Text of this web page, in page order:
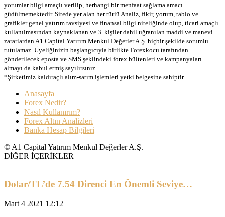
yorumlar bilgi amaçlı verilip, herhangi bir menfaat sağlama amacı
güdülmemektedir. Sitede yer alan her türlü Analiz, fikir, yorum, tablo ve
grafikler genel yatırım tavsiyesi ve finansal bilgi niteliğinde olup, ticari amaçlı
kullanılmasından kaynaklanan ve 3. kişiler dahil uğranılan maddi ve manevi
zararlardan A1 Capital Yatırım Menkul Değerler A.Ş. hiçbir şekilde sorumlu
tutulamaz. Üyeliğinizin başlangıcıyla birlikte Forexkocu tarafından
gönderilecek eposta ve SMS şeklindeki forex bültenleri ve kampanyaları
almayı da kabul etmiş sayılırsınız.
*Şirketimiz kaldıraçlı alım-satım işlemleri yetki belgesine sahiptir.
Anasayfa
Forex Nedir?
Nasıl Kullanırım?
Forex Altın Analizleri
Banka Hesap Bilgileri
© A1 Capital Yatırım Menkul Değerler A.Ş.
DİĞER İÇERİKLER
Dolar/TL’de 7.54 Direnci En Önemli Seviye…
Mart 4 2021 12:12